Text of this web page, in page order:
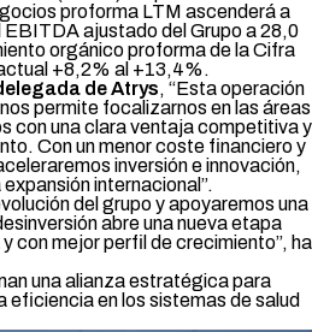
proforma LTM ascenderá a
EBITDA ajustado del Grupo a 28,0
orgánico proforma de la Cifra
+8,2% al +13,4%.
de Atrys, “Esta operación
permite focalizarnos en las áreas
con una clara ventaja competitiva y
Con un menor coste financiero y
inversión e innovación,
internacional”.
del grupo y apoyaremos una
abre una nueva etapa
con mejor perfil de crecimiento”, ha
una alianza estratégica para
eficiencia en los sistemas de salud